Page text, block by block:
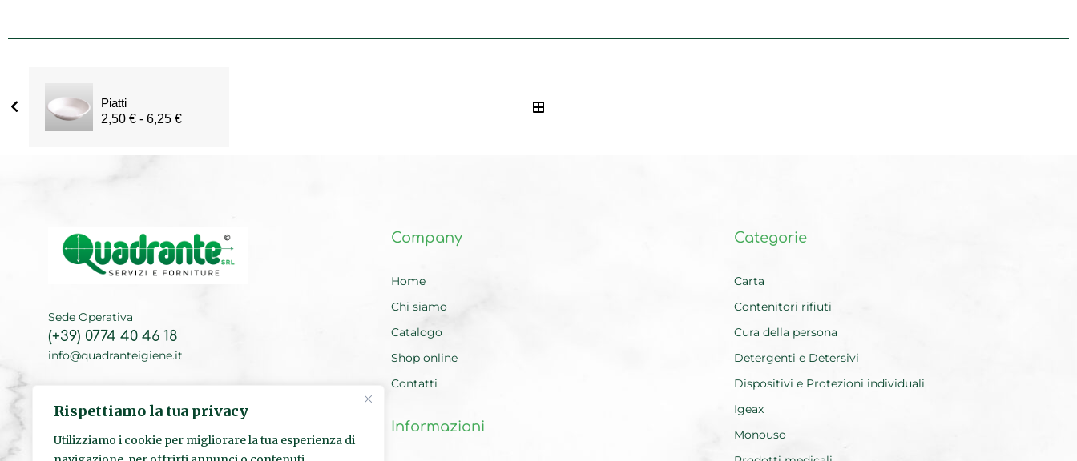
Rispettiamo la tua privacy
Utilizziamo i cookie per migliorare la tua esperienza di
Piatti
2,50 € - 6,25 €
Sede Operativa
(+39) 0774 40 46 18
info@quadranteigiene.it
(+39) 06 89 71 80 96
Company
Home
Chi siamo
Catalogo
Shop online
Contatti
Informazioni
Categorie
Carta
Contenitori rifiuti
Cura della persona
Detergenti e Detersivi
Dispositivi e Protezioni individuali
Igeax
Monouso